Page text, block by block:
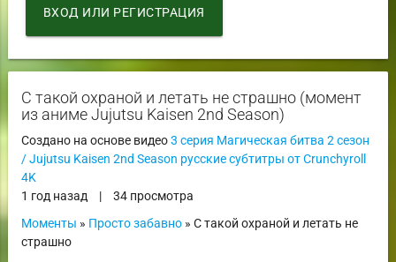
ВХОД ИЛИ РЕГИСТРАЦИЯ
С такой охраной и летать не страшно (момент
из аниме Jujutsu Kaisen 2nd Season)
Создано на основе видео3 серия Магическая битва 2 сезон
/ Jujutsu Kaisen 2nd Season русские субтитры от Crunchyroll
4K
1 год назад
|
34 просмотра
Моменты » Просто забавно» С такой охраной и летать не
страшно